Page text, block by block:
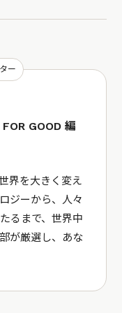
ー
GOOD 編
界を大きく変え
ジーから、人々
るまで、世界中
が厳選し、あな